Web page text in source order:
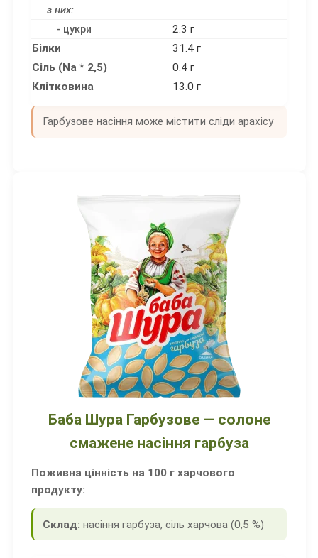
з них:
- цукри
2.3 г
Білки
31.4 г
Сіль (Na * 2,5)
0.4 г
Клітковина
13.0 г
Гарбузове насіння може містити сліди арахісу
Баба Шура Гарбузове — солоне
смажене насіння гарбуза
Поживна цінність на 100 г харчового
продукту:
Склад: насіння гарбуза, сіль харчова (0,5 %)